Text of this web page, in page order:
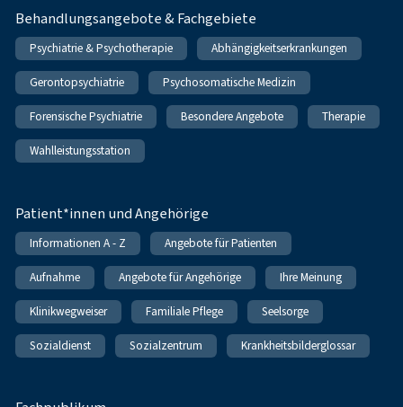
Behandlungsangebote & Fachgebiete
Psychiatrie & Psychotherapie Abhängigkeitserkrankungen
Gerontopsychiatrie Psychosomatische Medizin
Forensische Psychiatrie Besondere Angebote Therapie
Wahlleistungsstation
Patient*innen und Angehörige
Informationen A - Z Angebote für Patienten
Aufnahme Angebote für Angehörige Ihre Meinung
Klinikwegweiser Familiale Pflege Seelsorge
Sozialdienst Sozialzentrum Krankheitsbilderglossar